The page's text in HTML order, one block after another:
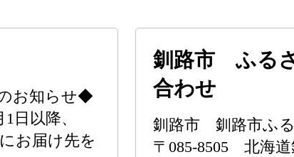
お知らせ◆
日以降、
お届け先を
釧路市 ふる
合わせ
釧路市 釧路市ふ
〒085-8505 北海